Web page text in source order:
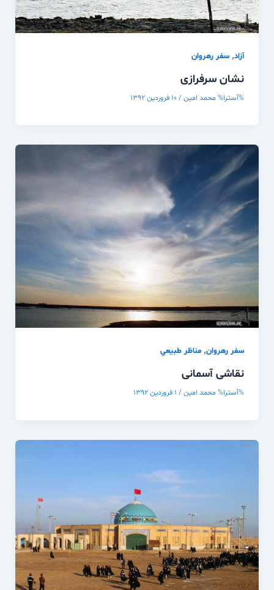
آزاد, سفر رهروان
نشان سرفرازی
%آسترا% محمد امین/۱۰ فروردین ۱۳۹۲
سفر رهروان, مناظر طبيعي
نقاشی آسمانی
%آسترا% محمد امین/ ۱ فروردین ۱۳۹۲